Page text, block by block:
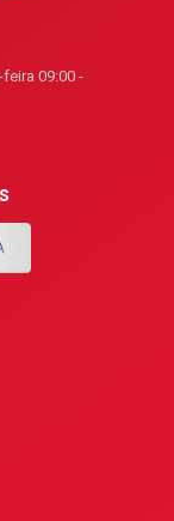
09:00 -